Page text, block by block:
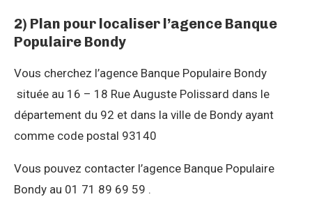
2) Plan pour localiser l’agence Banque
Populaire Bondy
Vous cherchez l’agence Banque Populaire Bondy
située au 16 – 18 Rue Auguste Polissard dans le
département du 92 et dans la ville de Bondy ayant
comme code postal 93140
Vous pouvez contacter l’agence Banque Populaire
Bondy au 01 71 89 69 59 .